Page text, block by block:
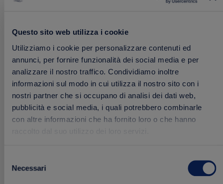
Questo sito web utilizza i cookie
Utilizziamo i cookie per personalizzare contenuti ed
annunci, per fornire funzionalità dei social media e per
analizzare il nostro traffico. Condividiamo inoltre
informazioni sul modo in cui utilizza il nostro sito con i
nostri partner che si occupano di analisi dei dati web,
pubblicità e social media, i quali potrebbero combinarle
con altre informazioni che ha fornito loro o che hanno
delNecessari
Degustazione di Salse Biffi